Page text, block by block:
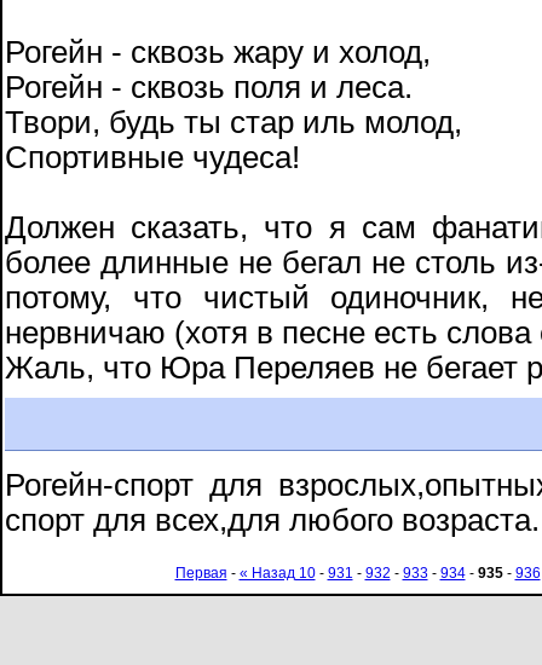
Рогейн - сквозь жару и холод,
Рогейн - сквозь поля и леса.
Твори, будь ты стар иль молод,
Спортивные чудеса!
Должен сказать, что я сам
более длинные не бегал не столь
потому, что чистый одиночник,
нервничаю (хотя в песне есть слова
Жаль, что Юра Переляев не бегает
Рогейн-спорт для
спорт для всех,для любого возраста.
Первая - « Назад 10- 931 - 932 - 933- 934- 935- 936